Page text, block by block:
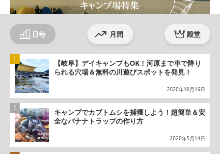
日毎 月間 殿堂
【岐阜】デイキャンプもOK！河原まで車で降り
られる穴場＆無料の川遊びスポットを発見！
2020年10月16日
キャンプでカブトムシを捕獲しよう！超簡単＆安
全なバナナトラップの作り方
2020年5月14日